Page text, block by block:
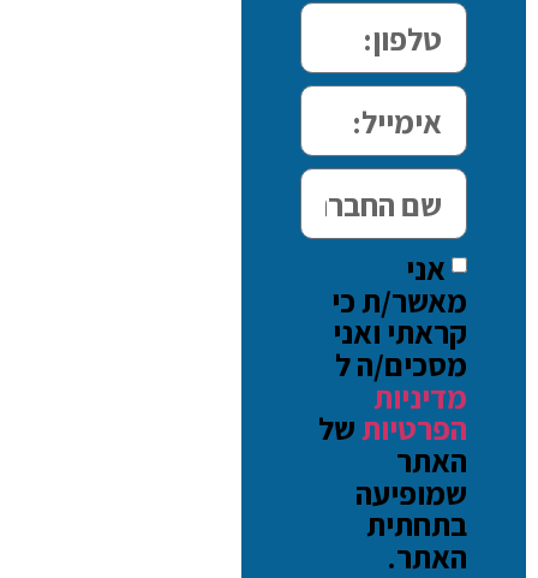
אני
מאשר/ת כי
קראתי ואני
מסכים/ה ל
מדיניות
הפרטיותשל
האתר
שמופיעה
בתחתית
האתר.